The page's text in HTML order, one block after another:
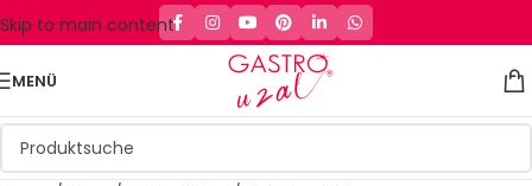
Skip to main content
MENÜ